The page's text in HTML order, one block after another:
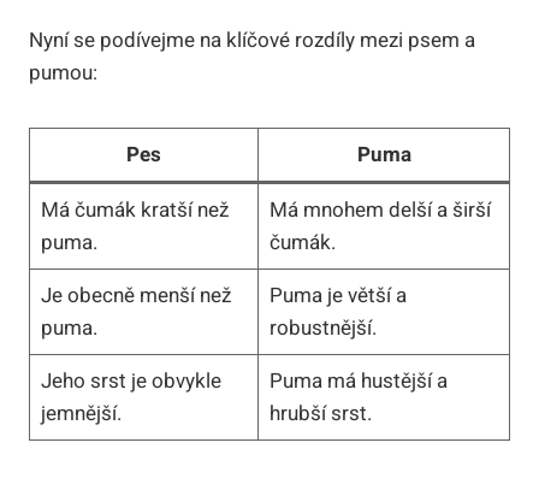
Nyní se podívejme na klíčové rozdíly mezi psem a
pumou:
Pes
Puma
Má čumák kratší než
puma.
Má mnohem delší a širší
čumák.
Je obecně menší než
puma.
Puma je větší a
robustnější.
Jeho srst je obvykle
jemnější.
Puma má hustější a
hrubší srst.